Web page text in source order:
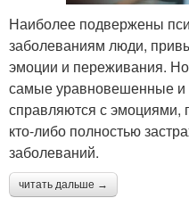
Наиболее подвержены
заболеваниям люди,
эмоции и переживания.
самые уравновешенные
справляются с эмоциями,
кто-либо полностью
заболеваний.
читать дальше →